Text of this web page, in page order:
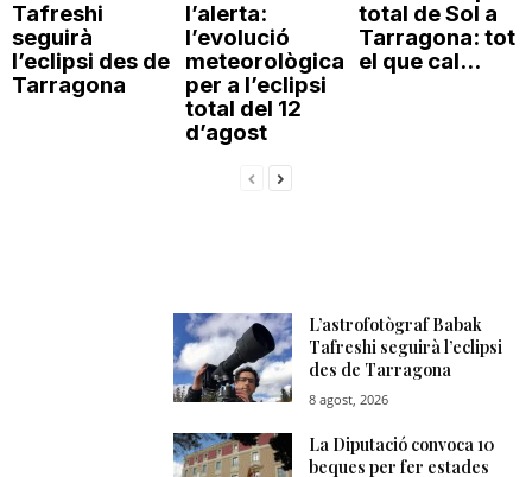
Tafreshi
seguirà
l’eclipsi des de
Tarragona
l’alerta:
l’evolució
meteorològica
per a l’eclipsi
total del 12
d’agost
total de Sol a
Tarragona: tot
el que cal...